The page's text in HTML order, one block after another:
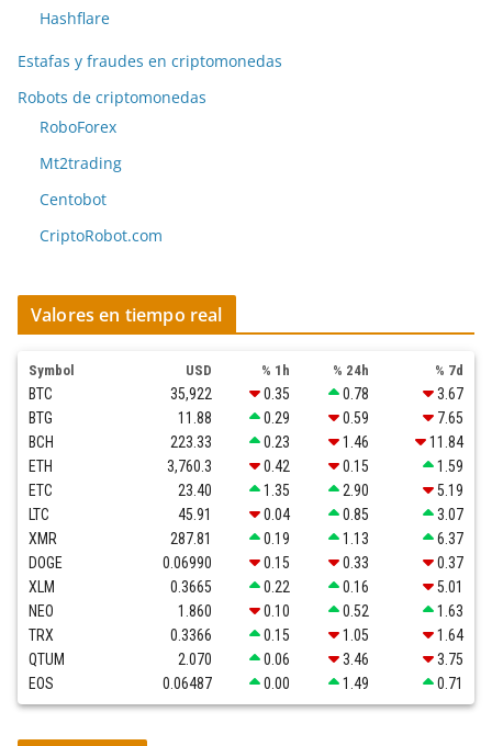
Hashflare
Estafas y fraudes en criptomonedas
Robots de criptomonedas
RoboForex
Mt2trading
Centobot
CriptoRobot.com
Valores en tiempo real
Symbol USD % 1h % 24h % 7d
BTC 35,922 0.35 0.78
3.67
BTG
11.88 0.29 0.59
7.65
BCH
223.33 0.23 1.46
11.84
ETH
3,760.3 0.42 0.15
1.59
ETC
23.40 1.35 2.90
5.19
LTC
45.91 0.04 0.85
3.07
XMR
287.81 0.19 1.13
6.37
DOGE
0.06990 0.15 0.33
0.37
XLM
0.3665 0.22 0.16
5.01
NEO
1.860 0.10 0.52
1.63
TRX
0.3366 0.15 1.05
1.64
QTUM
2.070 0.06 3.46
3.75
EOS
0.06487 0.00 1.49 0.71